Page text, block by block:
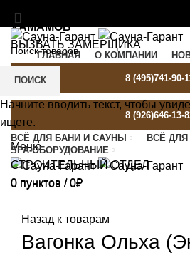
ХАМАМОВ
ВЫЗВАТЬ ЗАМЕРЩИКА
SAUNA-GARANT@YANDEX.RU C
ГЛАВНАЯ О КОМПАНИИ
8 (495)741-90-
8 (926)646-13-
Меню
0 пунктов / 0₽
ВСЁ ДЛЯ БАНИ И САУНЫ
ВСЁ
SPA-ОБОРУДОВАНИЕ
СТРОИТЕЛЬНЫЙ ОТДЕЛ
0 пунктов / 0₽
Назад к товарам
Вагонка Ольха
ПОИСК
Начните вводить текст, чтобы
ищете.